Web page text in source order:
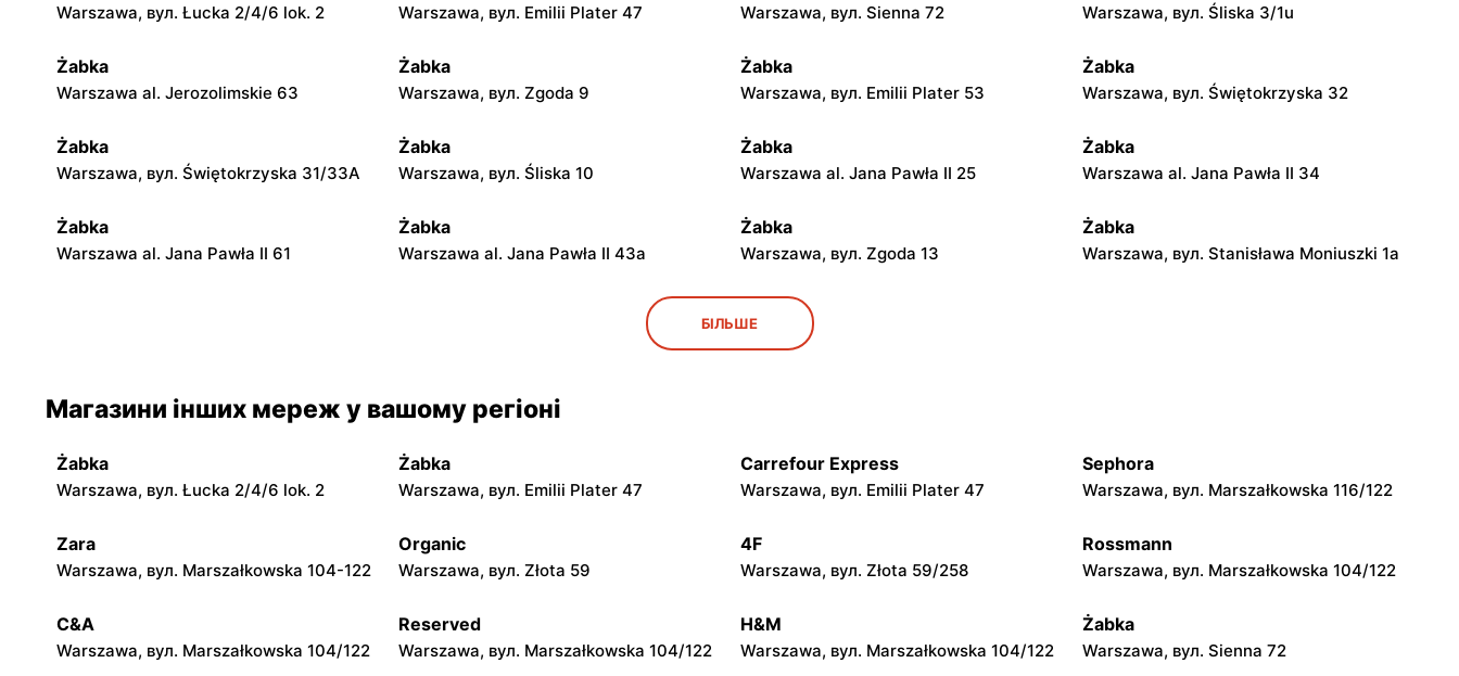
Warszawa, вул. Łucka 2/4/6 lok. 2 Warszawa, вул. Emilii Plater 47 Warszawa, вул. Sienna 72 Warszawa, вул. Śliska 3/1u
Żabka
Warszawa al. Jerozolimskie 63
Żabka
Warszawa, вул. Zgoda 9
Żabka
Warszawa, вул. Emilii Plater 53
Żabka
Warszawa, вул. Świętokrzyska 32
Żabka
Warszawa, вул. Świętokrzyska 31/33A
Żabka
Warszawa, вул. Śliska 10
Żabka
Warszawa al. Jana Pawła II 25
Żabka
Warszawa al. Jana Pawła II 34
Żabka
Warszawa al. Jana Pawła II 61
Żabka
Warszawa al. Jana Pawła II 43a
Żabka
Warszawa, вул. Zgoda 13
Żabka
Warszawa, вул. Stanisława Moniuszki 1a
Żabka
Łódź, вул. Żurawia 14
Żabka Żabka
Żabka Żabka Żabka Żabka
Żabka Żabka Żabka Żabka
БІЛЬШЕ
Магазини інших мереж у вашому регіоні
Żabka
Warszawa, вул. Łucka 2/4/6 lok. 2
Żabka
Warszawa, вул. Emilii Plater 47
Carrefour Express
Warszawa, вул. Emilii Plater 47
Sephora
Warszawa, вул. Marszałkowska 116/122
Zara
Warszawa, вул. Marszałkowska 104-122
Organic
Warszawa, вул. Złota 59
4F
Warszawa, вул. Złota 59/258
Rossmann
Warszawa, вул. Marszałkowska 104/122
C&A
Warszawa, вул. Marszałkowska 104/122
Reserved
Warszawa, вул. Marszałkowska 104/122
H&M
Warszawa, вул. Marszałkowska 104/122
Żabka
Warszawa, вул. Sienna 72